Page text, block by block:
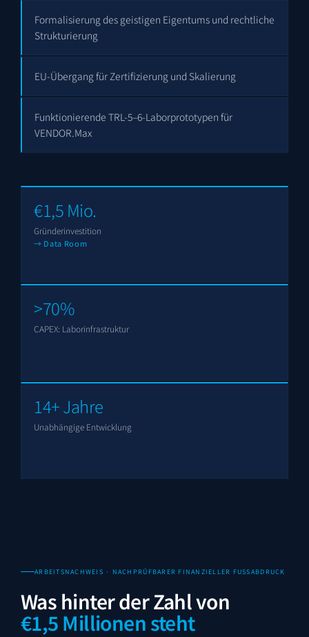
Formalisierung des geistigen Eigentums und rechtliche
Strukturierung
EU-Übergang für Zertifizierung und Skalierung
Funktionierende TRL-5–6-Laborprototypen für
VENDOR.Max
€1,5 Mio.
Gründerinvestition
→ Data Room
>70%
CAPEX: Laborinfrastruktur
14+ Jahre
Unabhängige Entwicklung
ARBEITSNACHWEIS · NACHPRÜFBARER FINANZIELLER FUSSABDRUCK
Was hinter der Zahl von
€1,5 Millionen steht